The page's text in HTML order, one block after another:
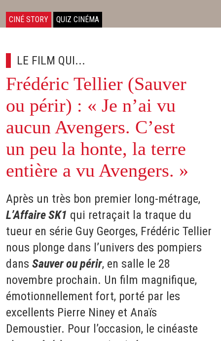
CINÉ STORY QUIZ CINÉMA
LE FILM QUI...
Frédéric Tellier (Sauver
ou périr) : « Je n’ai vu
aucun Avengers. C’est
un peu la honte, la terre
entière a vu Avengers. »
Après un très bon premier long-métrage,
L’Affaire SK1 qui retraçait la traque du
tueur en série Guy Georges, Frédéric Tellier
nous plonge dans l’univers des pompiers
dans Sauver ou périr, en salle le 28
novembre prochain. Un film magnifique,
émotionnellement fort, porté par les
excellents Pierre Niney et Anaïs
Demoustier. Pour l’occasion, le cinéaste